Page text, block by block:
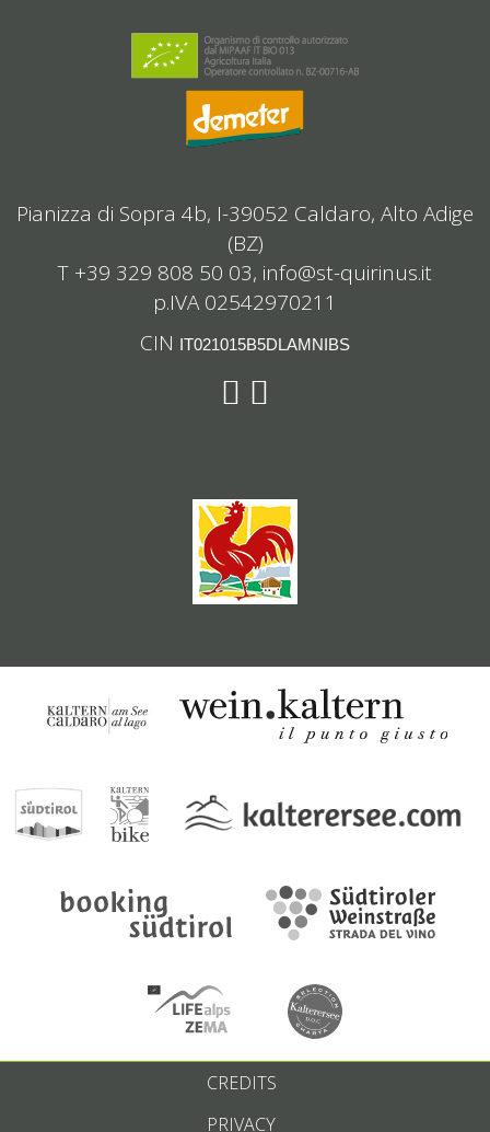
Pianizza di Sopra 4b, I-39052 Caldaro, Alto Adige
(BZ)
T +39 329 808 50 03, info@st-quirinus.it
p.IVA 02542970211
CIN
IT021015B5DLAMNIBS
CREDITS
PRIVACY